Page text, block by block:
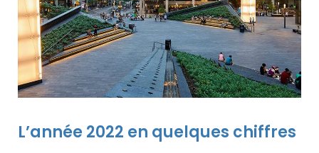
L’année 2022 en quelques chiffres